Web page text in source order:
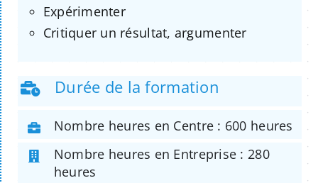
Expérimenter
Critiquer un résultat, argumenter
Durée de la formation
Nombre heures en Centre : 600 heures
Nombre heures en Entreprise : 280
heures